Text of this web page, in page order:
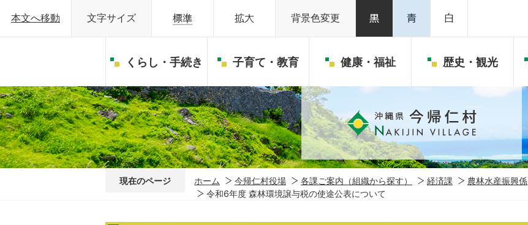
本文へ移動 文字サイズ 背景色変更
くらし・手続き 子育て・教育 健康・福祉 歴史・観光
現在のページ ホーム 今帰仁村役場 各課ご案内（組織から探す） 経済課
農林水産振興係
令和6年度 森林環境譲与税の使途公表について